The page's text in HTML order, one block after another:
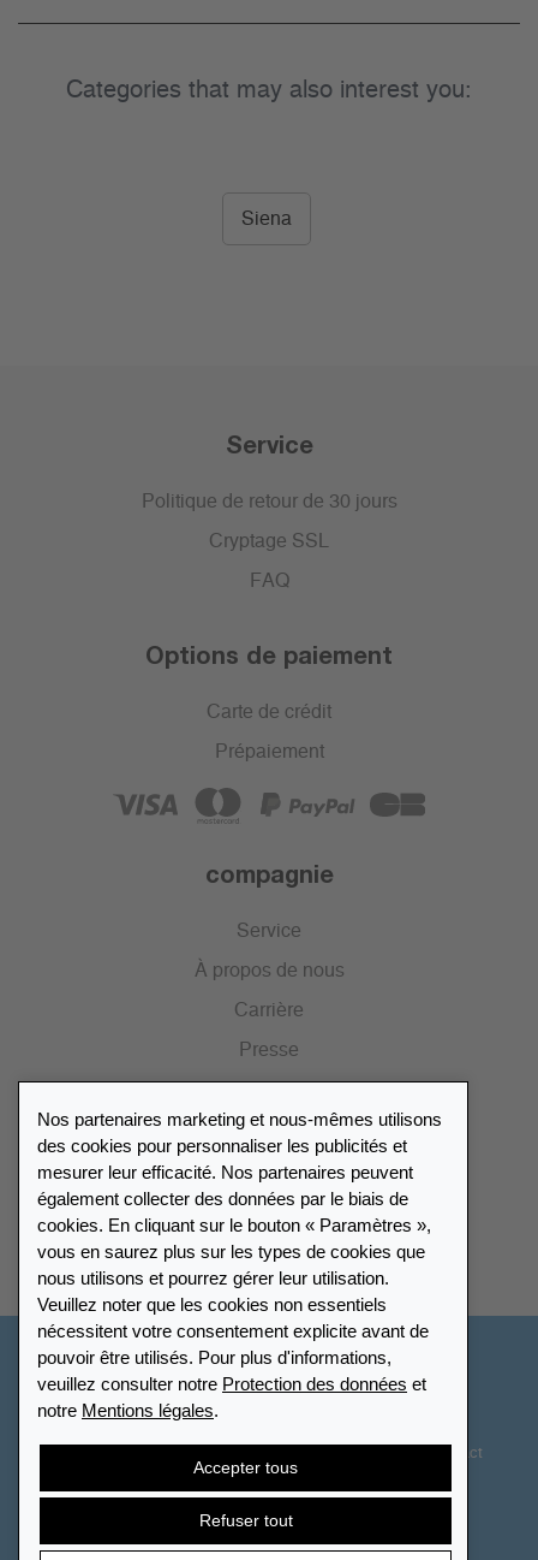
Categories that may also interest you:
Siena
Service
Politique de retour de 30 jours
Cryptage SSL
FAQ
Options de paiement
Carte de crédit
Prépaiement
compagnie
Service
À propos de nous
Carrière
Presse
Portail des revendeurs
Répertoire des revendeurs
Trouver Leuchtturm
Nos partenaires marketing et nous-mêmes utilisons
des cookies pour personnaliser les publicités et
mesurer leur efficacité. Nos partenaires peuvent
également collecter des données par le biais de
cookies. En cliquant sur le bouton « Paramètres »,
vous en saurez plus sur les types de cookies que
nous utilisons et pourrez gérer leur utilisation.
Veuillez noter que les cookies non essentiels
nécessitent votre consentement explicite avant de
pouvoir être utilisés. Pour plus d'informations,
veuillez consulter notre Protection des données et
notre Mentions légales.
Accepter tous
Refuser tout
France
Paramètres des cookies
Contact
Droit de rétractation Résilier le contrat